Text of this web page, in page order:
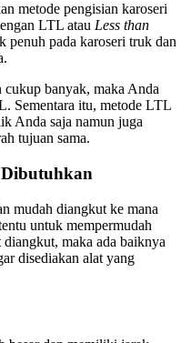
metode pengisian karoseri
LTL atau Less than
penuh pada karoseri truk dan
banyak, maka Anda
Sementara itu, metode LTL
Anda saja namun juga
tujuan sama.
mudah diangkut ke mana
untuk mempermudah
maka ada baiknya
disediakan alat yang